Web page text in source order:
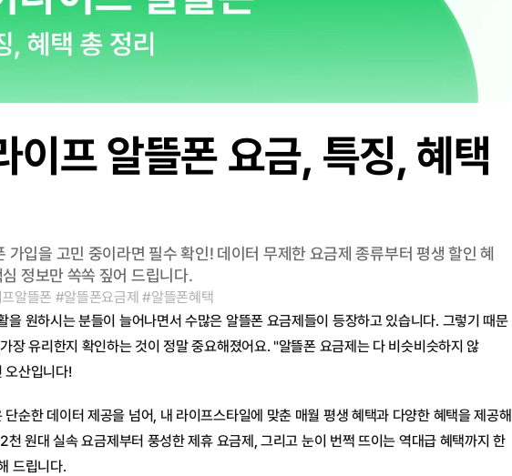
이프 알뜰폰 요금, 특징, 혜택
가입을 고민 중이라면 필수 확인! 데이터 무제한 요금제 종류부터 평생 할인 혜
정보만 쏙쏙 짚어 드립니다.
알뜰폰 #알뜰폰요금제 #알뜰폰혜택
을 원하시는 분들이 늘어나면서 수많은 알뜰폰 요금제들이 등장하고 있습니다. 그렇기 때문
장 유리한지 확인하는 것이 정말 중요해졌어요. "알뜰폰 요금제는 다 비슷비슷하지 않
오산입니다!
순한 데이터 제공을 넘어, 내 라이프스타일에 맞춘 매월 평생 혜택과 다양한 혜택을 제공해
천 원대 실속 요금제부터 풍성한 제휴 요금제, 그리고 눈이 번쩍 뜨이는 역대급 혜택까지 한
드립니다.